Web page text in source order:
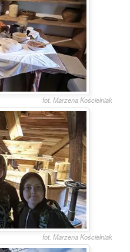
fot. Marzena Kościelniak
fot. Marzena Kościelniak